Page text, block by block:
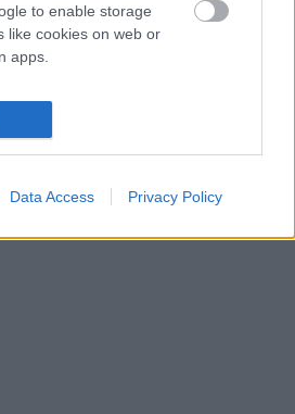
to enable storage
like cookies on web or
apps.
Data Access Privacy Policy
Αναζήτηση
να αναζητήσετε.
Αναζήτηση